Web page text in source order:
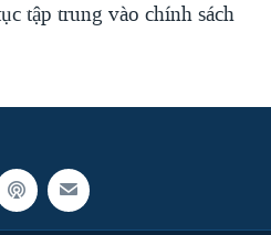
tập trung vào chính sách